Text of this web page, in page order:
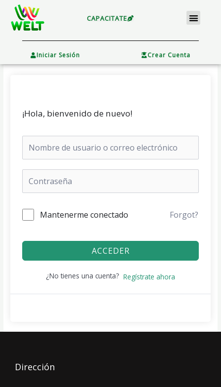
contenido
CAPACITATE Menu
Iniciar Sesión Crear Cuenta
¡Hola, bienvenido de nuevo!
Mantenerme conectado Forgot?
ACCEDER
¿No tienes una cuenta? Regístrate ahora
Dirección